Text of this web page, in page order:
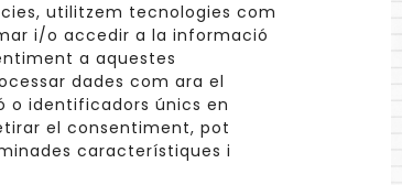
utilitzem tecnologies com
i/o accedir a la informació
a aquestes
dades com ara el
o identificadors únics en
el consentiment, pot
característiques i
info@cuinetes.shop